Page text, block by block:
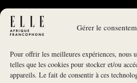
Gérer le
Pour offrir les meilleures expériences, nous
telles que les cookies pour stocker et/ou
appareils. Le fait de consentir à ces